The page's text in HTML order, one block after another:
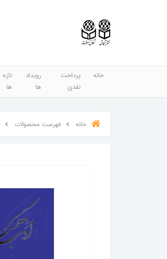
خانه
پرداخت
نقدی
رویداد
ها
تازه
ها
خانه فهرست محصولات